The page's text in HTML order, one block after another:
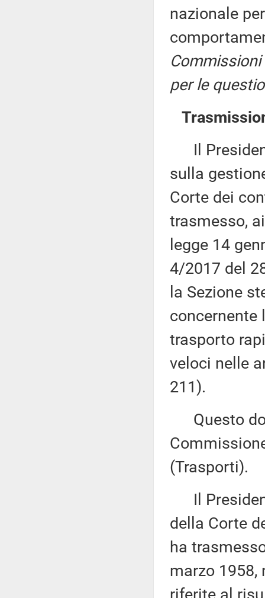
nazionale
per le
Il
sulla
Corte dei
trasmesso,
legge 14
4/2017 del
la Sezione
concernente
trasporto
veloci nelle
211).
Questo
(Trasporti).
Il
della Corte
ha
marzo 1958,